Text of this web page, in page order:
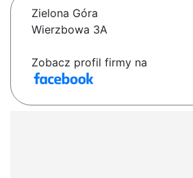
Zielona Góra
Wierzbowa 3A
Zobacz profil firmy na